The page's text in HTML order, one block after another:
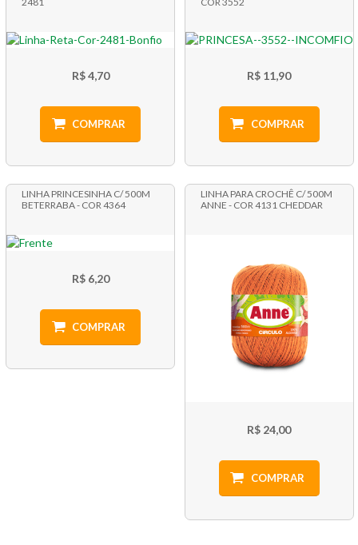
R$ 4,70
COMPRAR
R$ 11,90
COMPRAR
LINHA PRINCESINHA C/ 500M
BETERRABA - COR 4364
R$ 6,20
COMPRAR
LINHA PARA CROCHÊ C/ 500M
ANNE - COR 4131 CHEDDAR
R$ 24,00
COMPRAR